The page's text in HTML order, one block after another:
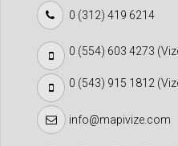
0 (312) 419 6214
0 (554) 603 4273
0 (543) 915 1812
info@mapivize.com